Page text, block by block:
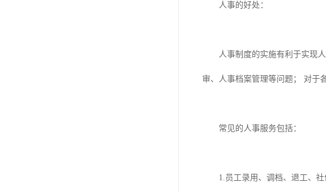
人事的好处：
人事制度的实施有利于实现人
审、人事档案管理等问题； 对于
常见的人事服务包括：
1.员工录用、调档、退工、社